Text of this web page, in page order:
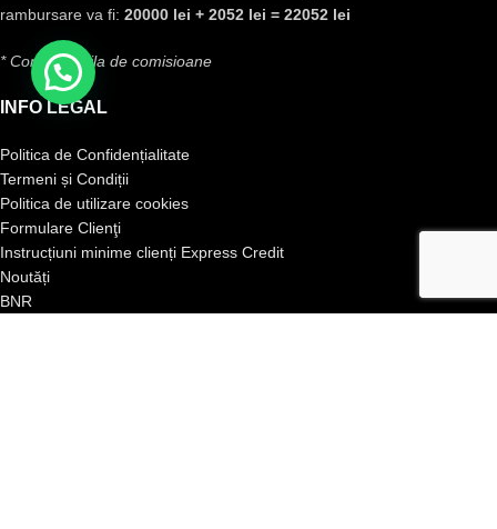
rambursare va fi: 20000 lei + 2052 lei = 22052 lei
* Conform grila de comisioane
INFO LEGAL
Politica de Confidențialitate
Termeni și Condiții
Politica de utilizare cookies
Formulare Clienţi
Instrucțiuni minime clienți Express Credit
Noutăți
BNR